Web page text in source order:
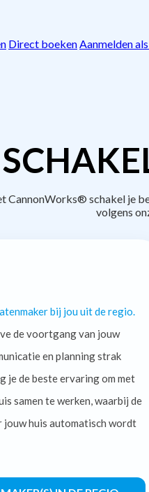
Direct boekenAanmelden
CannonWorks® schakel je
volgens
bij jou uit de regio.
de voortgang van jouw
en planning strak
je de beste ervaring om met
samen te werken, waarbij de
huis automatisch wordt